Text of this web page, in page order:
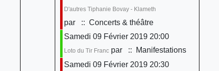
D'autres Tiphanie Bovay - Klameth
par
:: Concerts & théâtre
Samedi 09 Février 2019 20:00
Loto du Tir Francpar
:: Manifestations
Samedi 09 Février 2019 20:30